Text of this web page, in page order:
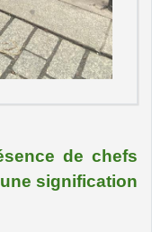
de chefs
signification